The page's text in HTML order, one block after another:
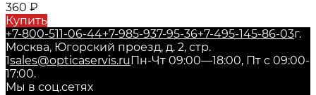
360 ₽
Купить
+7-800-511-06-44+7-985-937-95-36+7-495-145-86-03г.
Москва, Югорский проезд, д. 2, стр.
1sales@opticaservis.ruПн-Чт 09:00—18:00, Пт с 09:00-
17:00.
Мы в соц.сетях